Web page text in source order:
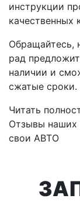
инструкции
качественных
Обращайтесь,
рад
наличии и
сжатые сроки.
Читать
Отзывы наших
свои АВТО